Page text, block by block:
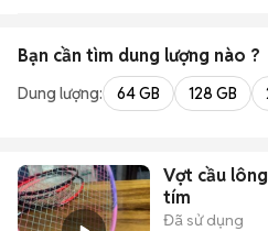
Bạn cần tìm dung lượng nào ?
Dung lượng: 64 GB 128 GB
Vợt cầu
tím
Đã sử dụng